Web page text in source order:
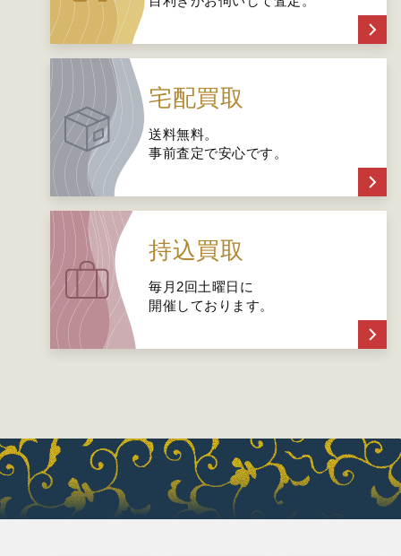
宅配買取
送料無料。
事前査定で安心です。
持込買取
毎月2回土曜日に
開催しております。